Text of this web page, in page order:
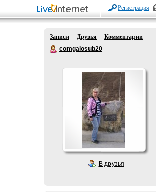
Регистрация
Записи Друзья
Комментарии
comgalosub20
В друзья